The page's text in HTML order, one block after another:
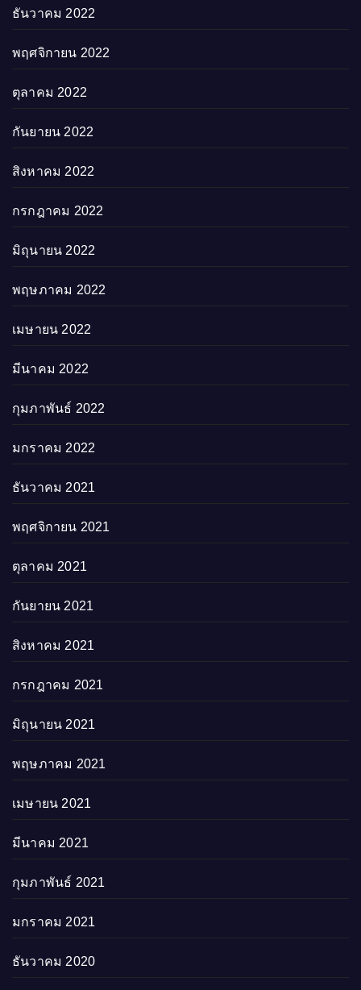
ธันวาคม 2022
พฤศจิกายน 2022
ตุลาคม 2022
กันยายน 2022
สิงหาคม 2022
กรกฎาคม 2022
มิถุนายน 2022
พฤษภาคม 2022
เมษายน 2022
มีนาคม 2022
กุมภาพันธ์ 2022
มกราคม 2022
ธันวาคม 2021
พฤศจิกายน 2021
ตุลาคม 2021
กันยายน 2021
สิงหาคม 2021
กรกฎาคม 2021
มิถุนายน 2021
พฤษภาคม 2021
เมษายน 2021
มีนาคม 2021
กุมภาพันธ์ 2021
มกราคม 2021
ธันวาคม 2020